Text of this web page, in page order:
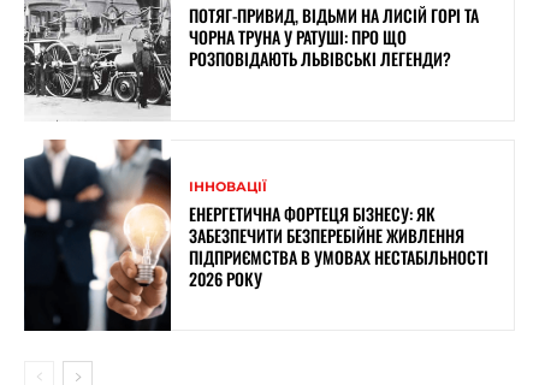
ПОТЯГ-ПРИВИД, ВІДЬМИ НА ЛИСІЙ ГОРІ ТА
ЧОРНА ТРУНА У РАТУШІ: ПРО ЩО
РОЗПОВІДАЮТЬ ЛЬВІВСЬКІ ЛЕГЕНДИ?
ІННОВАЦІЇ
ЕНЕРГЕТИЧНА ФОРТЕЦЯ БІЗНЕСУ: ЯК
ЗАБЕЗПЕЧИТИ БЕЗПЕРЕБІЙНЕ ЖИВЛЕННЯ
ПІДПРИЄМСТВА В УМОВАХ НЕСТАБІЛЬНОСТІ
2026 РОКУ